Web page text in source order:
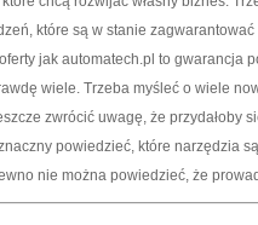
które są w stanie
jak automatech.pl to gwarancja
wiele. Trzeba myśleć o wiele
zwrócić uwagę, że przydałoby
powiedzieć, które narzędzia
nie można powiedzieć, że